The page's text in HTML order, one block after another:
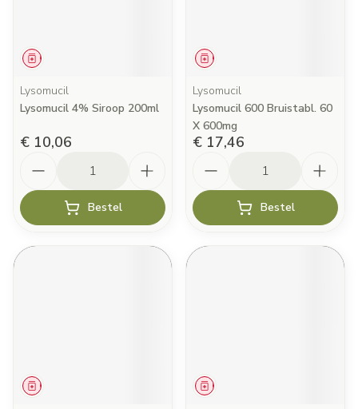
Geneesmiddel
Lysomucil
Lysomucil 4% Siroop 200ml
€ 10,06
Bestel
Geneesmiddel
Lysomucil
Lysomucil 600 Bruistabl. 60
X 600mg
€ 17,46
Bestel
Geneesmiddel Geneesmiddel